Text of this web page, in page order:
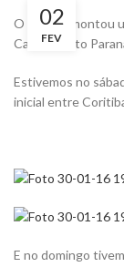
02
FEV
O Vivamil montou
Campeonato
Estivemos no
inicial entre
E no domingo